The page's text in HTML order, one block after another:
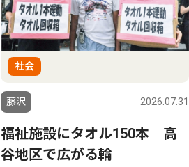
社会
藤沢 2026.07.31
福祉施設にタオル150本 高
谷地区で広がる輪